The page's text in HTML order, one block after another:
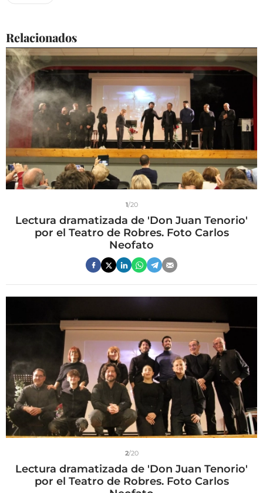
Relacionados
1/20
Lectura dramatizada de 'Don Juan Tenorio'
por el Teatro de Robres. Foto Carlos
Neofato
2/20
Lectura dramatizada de 'Don Juan Tenorio'
por el Teatro de Robres. Foto Carlos